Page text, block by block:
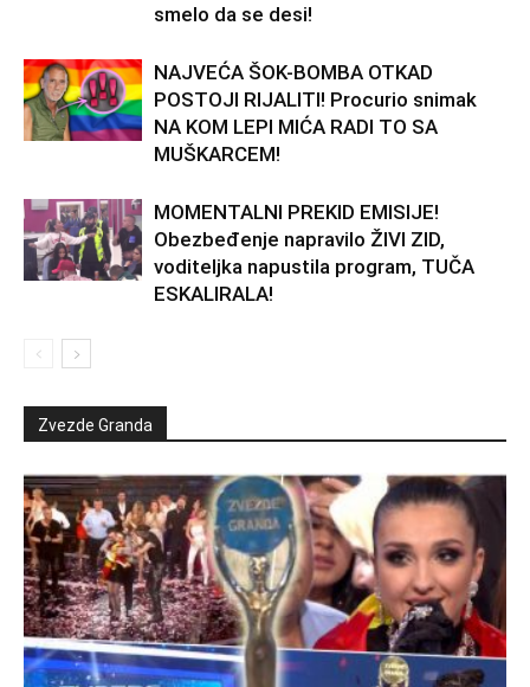
smelo da se desi!
NAJVEĆA ŠOK-BOMBA OTKAD
POSTOJI RIJALITI! Procurio snimak
NA KOM LEPI MIĆA RADI TO SA
MUŠKARCEM!
MOMENTALNI PREKID EMISIJE!
Obezbeđenje napravilo ŽIVI ZID,
voditeljka napustila program, TUČA
ESKALIRALA!
Zvezde Granda